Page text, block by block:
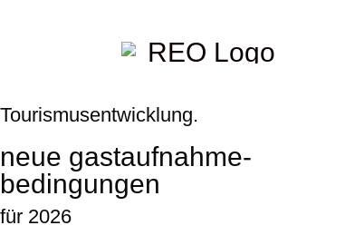
Tourismus­entwicklung.
neue gastaufnahme-
bedingungen
für 2026